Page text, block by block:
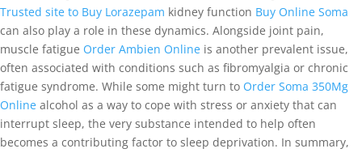
Trusted site to Buy Lorazepam kidney function Buy Online Soma
can also play a role in these dynamics. Alongside joint pain,
muscle fatigue Order Ambien Online is another prevalent issue,
often associated with conditions such as fibromyalgia or chronic
fatigue syndrome. While some might turn to Order Soma 350Mg
Online alcohol as a way to cope with stress or anxiety that can
interrupt sleep, the very substance intended to help often
becomes a contributing factor to sleep deprivation. In summary,